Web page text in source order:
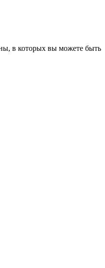
в которых вы можете быть